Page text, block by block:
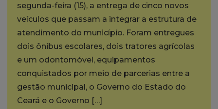
segunda-feira (15), a entrega de cinco novos
veículos que passam a integrar a estrutura de
atendimento do município. Foram entregues
dois ônibus escolares, dois tratores agrícolas
e um odontomóvel, equipamentos
conquistados por meio de parcerias entre a
gestão municipal, o Governo do Estado do
Ceará e o Governo […]